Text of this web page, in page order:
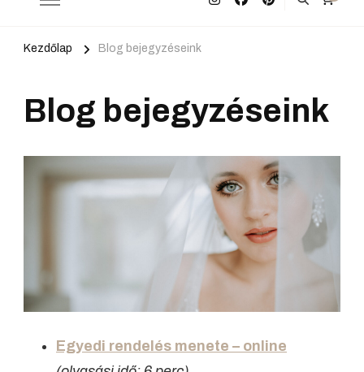
Kezdőlap Blog bejegyzéseink
Blog bejegyzéseink
Egyedi rendelés menete – online